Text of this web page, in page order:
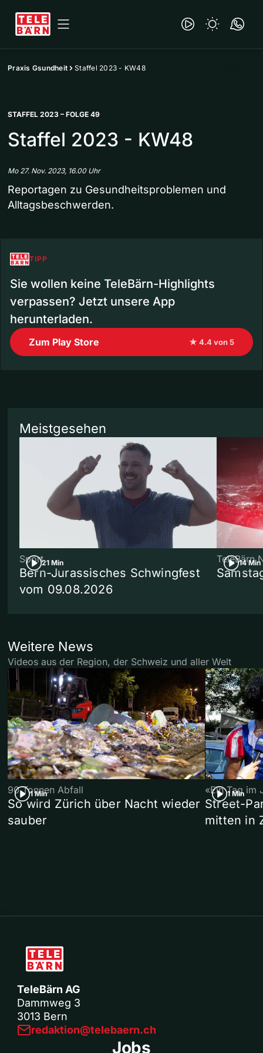
Praxis Gsundheit Staffel 2023 - KW48
STAFFEL 2023 – FOLGE 49
Staffel 2023 - KW48
Mo 27. Nov. 2023, 16.00 Uhr
Reportagen zu Gesundheitsproblemen und
Alltagsbeschwerden.
TIPP
Sie wollen keine TeleBärn-Highlights
verpassen? Jetzt unsere App
herunterladen.
Zum Play Store ★ 4.4 von 5
Meistgesehen
21 Min
Sport
Bern-Jurassisches Schwingfest
vom 09.08.2026
14 Min
TeleBärn
Weitere News
Videos aus der Region, der Schweiz und aller Welt
1 Min
90 Tonnen Abfall
So wird Zürich über Nacht wieder
sauber
1 Min
«Ein Tag im
Street-
mitten in
TeleBärn AG
Dammweg 3
3013 Bern
redaktion@telebaern.ch
Jobs